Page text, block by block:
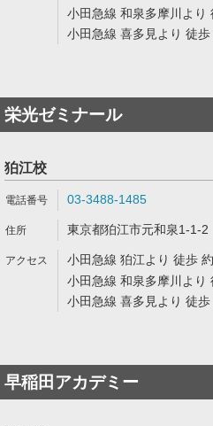
小田急線 和泉多摩川より
小田急線 喜多見より 徒
栄光ゼミナール
狛江校
03-3488-1485
東京都狛江市元和泉1-1-2
小田急線 狛江より 徒歩
小田急線 和泉多摩川より
小田急線 喜多見より 徒
早稲田アカデミー